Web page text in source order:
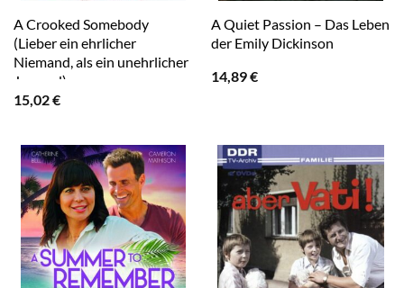
A Crooked Somebody
(Lieber ein ehrlicher
Niemand, als ein unehrlicher
Jemand)
15,02€
A Quiet Passion – Das Leben
der Emily Dickinson
14,89€